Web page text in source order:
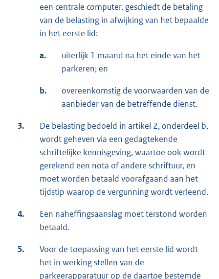
een centrale computer, geschiedt de betaling
van de belasting in afwijking van het bepaalde
in het eerste lid:
a.
uiterlijk 1 maand na het einde van het
parkeren; en
b.
overeenkomstig de voorwaarden van de
aanbieder van de betreffende dienst.
3.
De belasting bedoeld in artikel 2, onderdeel b,
wordt geheven via een gedagtekende
schriftelijke kennisgeving, waartoe ook wordt
gerekend een nota of andere schriftuur, en
moet worden betaald voorafgaand aan het
tijdstip waarop de vergunning wordt verleend.
4.
Een naheffingsaanslag moet terstond worden
betaald.
5.
Voor de toepassing van het eerste lid wordt
het in werking stellen van de
parkeerapparatuur op de daartoe bestemde